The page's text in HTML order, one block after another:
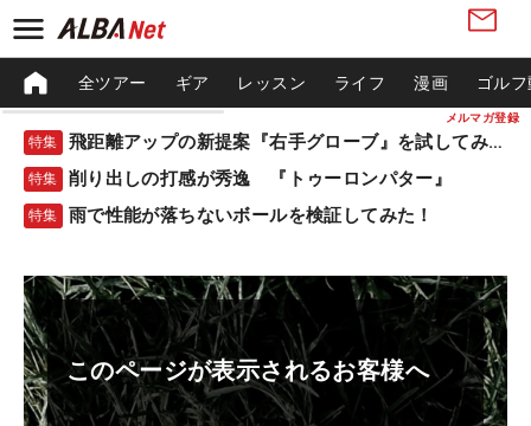
メルマガ登録
全ツアー ギア レッスン ライフ 漫画 ゴル
特集 飛距離アップの新提案『右手グローブ』を試してみた！
特集 削り出しの打感が秀逸 『トゥーロンパター』
特集 雨で性能が落ちないボールを検証してみた！
このページが表示されるお客様へ